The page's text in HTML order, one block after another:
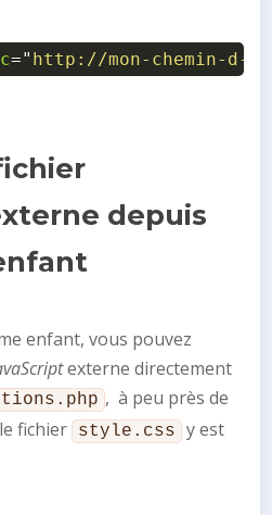
=" http://mon-chemin-d-
depuis
enfant, vous pouvez
externe directement
, à peu près de
fichier style.css
y est